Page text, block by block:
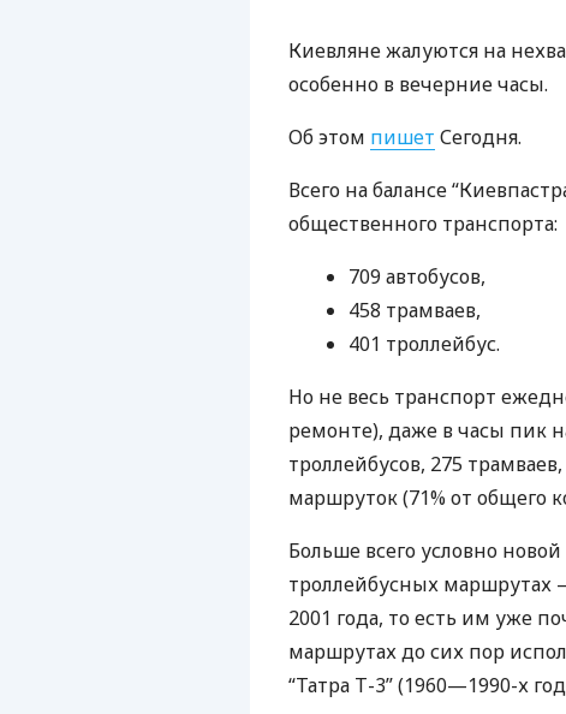
Киевляне жалуются на
особенно в вечерние часы.
Об этом пишет Сегодня.
Всего на балансе
общественного транспорта:
709 автобусов,
458 трамваев,
401 троллейбус.
Но не весь транспорт
ремонте), даже в часы пик
троллейбусов, 275
маршруток (71% от общего
Больше всего условно
троллейбусных
2001 года, то есть им уже
маршрутах до сих пор
“Татра Т-3” (1960—1990-х